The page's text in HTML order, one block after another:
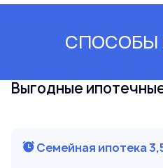
СПОСОБЫ
Выгодные
Семейная ипотека